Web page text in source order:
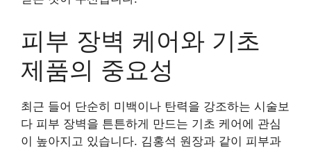
피부 장벽 케어와 기초
제품의 중요성
최근 들어 단순히 미백이나 탄력을 강조하는 시술보
다 피부 장벽을 튼튼하게 만드는 기초 케어에 관심
이 높아지고 있습니다. 김홍석 원장과 같이 피부과